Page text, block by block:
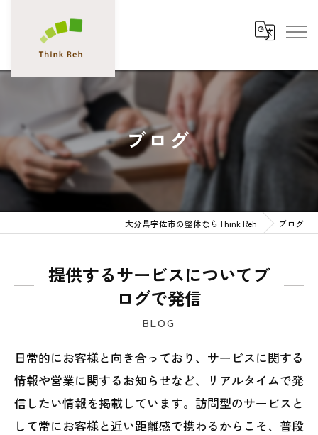
ブログ
大分県宇佐市の整体ならThink Reh ブログ
提供するサービスについてブ
ログで発信
BLOG
日常的にお客様と向き合っており、サービスに関する
情報や営業に関するお知らせなど、リアルタイムで発
信したい情報を掲載しています。訪問型のサービスと
して常にお客様と近い距離感で携わるからこそ、普段